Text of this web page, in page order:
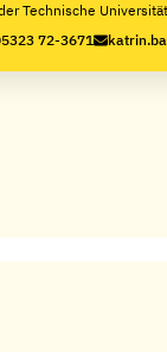
Technische Universität
72-3671